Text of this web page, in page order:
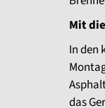
Mit
In den
das